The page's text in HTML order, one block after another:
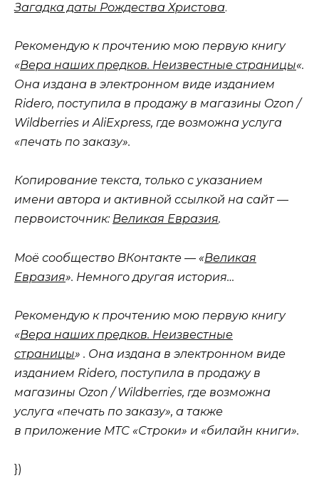
Загадка даты Рождества Христова.
Рекомендую к прочтению мою первую книгу
«Вера наших предков. Неизвестные страницы«.
Она издана в электронном виде изданием
Ridero, поступила в продажу в магазины Ozon /
Wildberries и AliExpress, где возможна услуга
«печать по заказу».
Копирование текста, только с указанием
имени автора и активной ссылкой на сайт —
первоисточник: Великая Евразия.
Моё сообщество ВКонтакте — «Великая
Евразия». Немного другая история…
Рекомендую к прочтению мою первую книгу
«Вера наших предков. Неизвестные
страницы» . Она издана в электронном виде
изданием Ridero, поступила в продажу в
магазины Ozon / Wildberries, где возможна
услуга «печать по заказу», а также
в приложение МТС «Строки» и «билайн книги».
})